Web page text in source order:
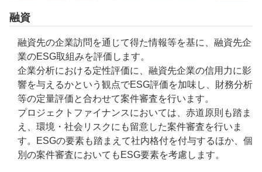
融資
融資先の企業訪問を通じて得た情報等を基に、融資先企
業のESG取組みを評価します。
企業分析における定性評価に、融資先企業の信用力に影
響を与えるかという観点でESG評価を加味し、財務分析
等の定量評価と合わせて案件審査を行います。
プロジェクトファイナンスにおいては、赤道原則も踏ま
え、環境・社会リスクにも留意した案件審査を行いま
す。ESGの要素も踏まえて社内格付を付与するほか、個
別の案件審査においてもESG要素を考慮します。